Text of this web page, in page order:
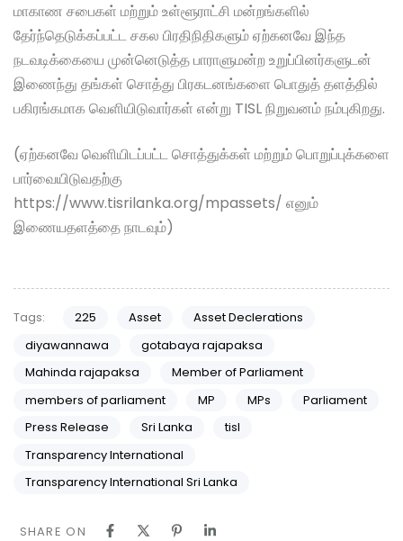
மாகாண சபைகள் மற்றும் உள்ளூராட்சி மன்றங்களில்
தேர்ந்தெடுக்கப்பட்ட சகல பிரதிநிதிகளும் ஏற்கனவே இந்த
நடவடிக்கையை முன்னெடுத்த பாராளுமன்ற உறுப்பினர்களுடன்
இணைந்து தங்கள் சொத்து பிரகடனங்களை பொதுத் தளத்தில்
பகிரங்கமாக வெளியிடுவார்கள் என்று TISL நிறுவனம் நம்புகிறது.
(ஏற்கனவே வெளியிடப்பட்ட சொத்துக்கள் மற்றும் பொறுப்புக்களை
பார்வையிடுவதற்கு
https://www.tisrilanka.org/mpassets/ எனும்
இணையதளத்தை நாடவும்)
Tags: 225 Asset
Asset Declerations
diyawannawa
gotabaya rajapaksa
Mahinda rajapaksa
Member of Parliament
members of parliament
MP MPs
Parliament
Press Release
Sri Lanka
tisl
Transparency International
Transparency International Sri Lanka
SHARE ON